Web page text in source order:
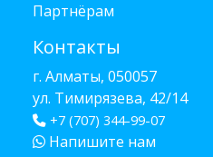
Партнёрам
Контакты
г. Алматы, 050057
ул. Тимирязева, 42/14
+7 (707) 344-99-07
Напишите нам